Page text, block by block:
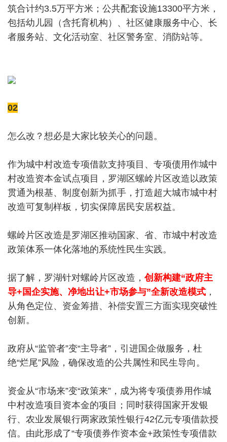
筑合计约3.5万平方米；公共配套设施13300平方米，
包括幼儿园（含托育机构）、社区健康服务中心、长
者服务站、文化活动室、社区警务室、消防站等。
02
怎么改？想必是大家比较关心的问题。
作为城中村改造专项借款支持项目、专项债用作城中
村改造资本金试点项目，罗湖区螺岭片区改造以政策
贯通为根基、制度创新为抓手，打造超大城市城中村
改造可复制样板，切实保障居民安居权益。
螺岭片区改造是罗湖区推动国家、省、市城中村改造
政策体系一体化落地的系统性民生实践。
据了解，罗湖针对螺岭片区改造， 创新构建“政府主
导+国企实施、净地出让+市场参与”全新改造模式 ，
从角色定位、资金筹措、补偿安置三方面实现突破性
创新。
政府从“监管者”变“主导者”，引进国企做服务，杜
绝“烂尾”风险，确保改造的公共属性和民生导向。
资金从“市场来”变“政策来”，成为将专项债券用作城
中村改造项目资本金的项目；同时获得国家开发银
行、农业发展银行两家政策性银行42亿元专项借款授
信。由此形成了“专项债券作资本金+政策性专项借款